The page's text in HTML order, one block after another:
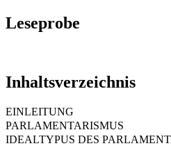
Leseprobe
Inhaltsverzeichnis
EINLEITUNG
PARLAMENTARISMUS
IDEALTYPUS DES